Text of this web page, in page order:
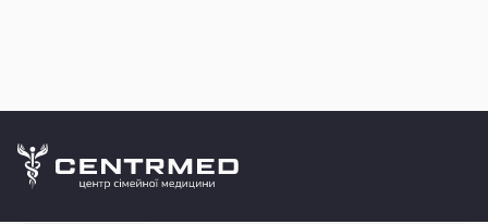
CENTRMED: Задай питання лікарю онлайн